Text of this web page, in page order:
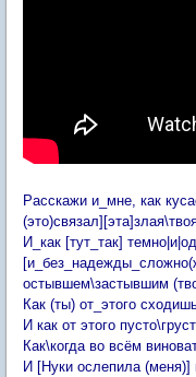
Расскажи и_мне, как
И_как [тут_так]
остывшем\застывшим
Как (ты) от_этого
И как от этого
Как\когда во всём
И [Нуки ослепила (меня)]